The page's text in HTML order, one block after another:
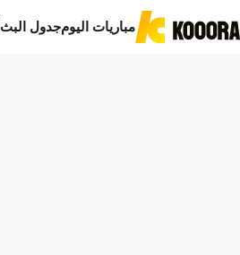
مباريات اليومجدول البث